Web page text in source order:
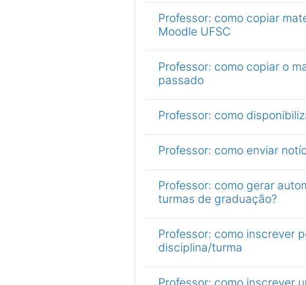
Professor: como copiar
Moodle UFSC
Professor: como copiar o
passado
Professor: como
Professor: como enviar
Professor: como gerar
turmas de graduação?
Professor: como inscrever
disciplina/turma
Professor: como inscrever